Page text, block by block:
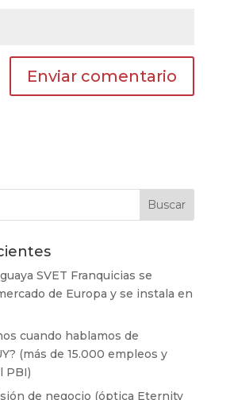
SVET Franquicias se
de Europa y se instala en
cuando hablamos de
(más de 15.000 empleos y
PBI)
de negocio (óptica Eternity